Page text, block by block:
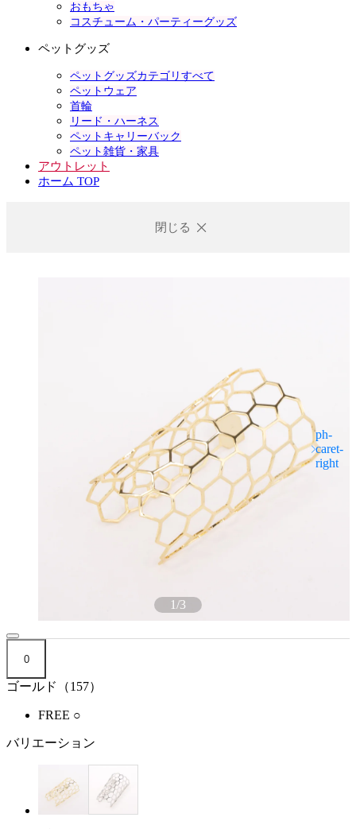
おもちゃ
コスチューム・パーティーグッズ
ペットグッズ
ペットグッズカテゴリすべて
ペットウェア
首輪
リード・ハーネス
ペットキャリーバック
ペット雑貨・家具
アウトレット
ホーム TOP
閉じる
1/3
0
ゴールド（157）
FREE ○
バリエーション